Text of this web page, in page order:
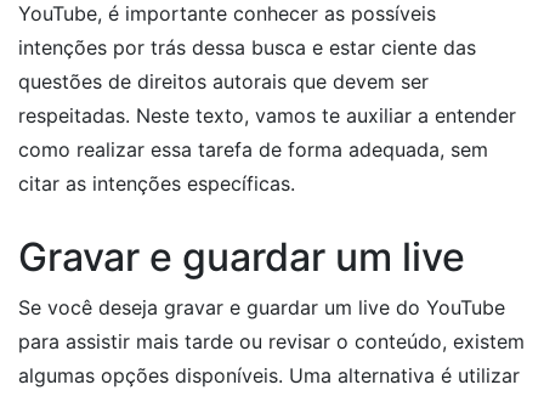
YouTube, é importante conhecer as possíveis
intenções por trás dessa busca e estar ciente das
questões de direitos autorais que devem ser
respeitadas. Neste texto, vamos te auxiliar a entender
como realizar essa tarefa de forma adequada, sem
citar as intenções específicas.
Gravar e guardar um live
Se você deseja gravar e guardar um live do YouTube
para assistir mais tarde ou revisar o conteúdo, existem
algumas opções disponíveis. Uma alternativa é utilizar